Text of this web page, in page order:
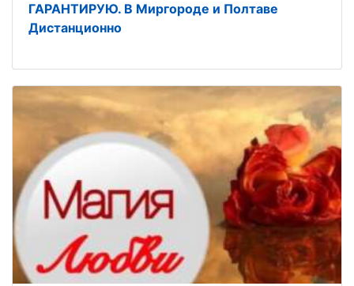
ГАРАНТИРУЮ. В Миргороде и Полтаве
Дистанционно